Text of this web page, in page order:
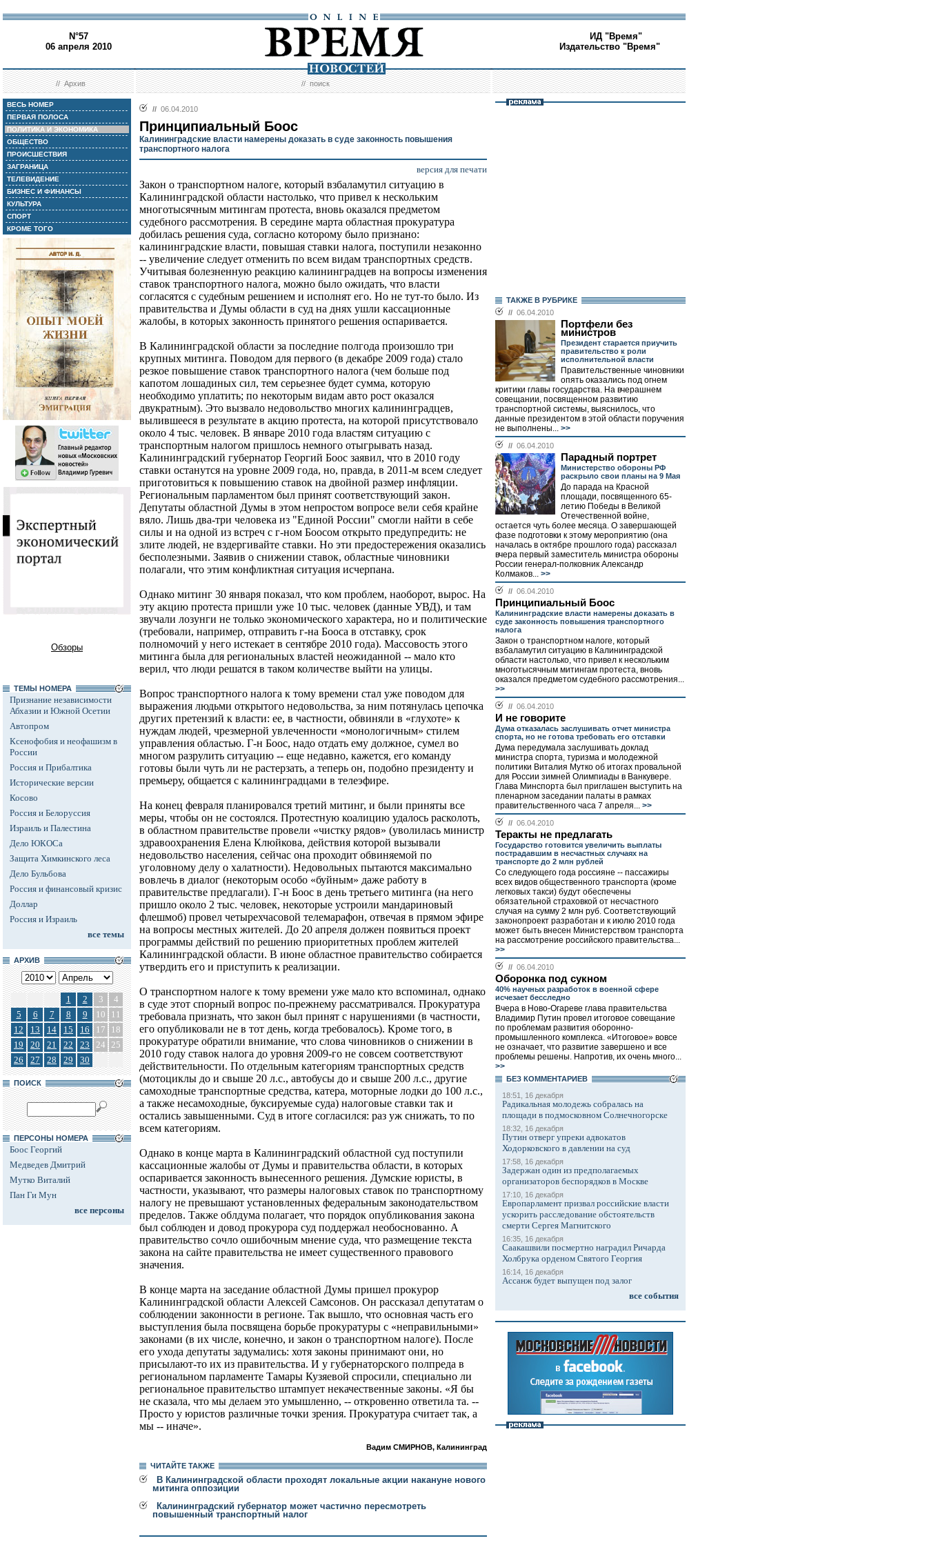
N°57
06 апреля 2010
ИД "Время"
Издательство "Время"
//Архив //поиск
ВЕСЬ НОМЕР
ПЕРВАЯ ПОЛОСА
ПОЛИТИКА И ЭКОНОМИКА
ОБЩЕСТВО
ПРОИСШЕСТВИЯ
ЗАГРАНИЦА
ТЕЛЕВИДЕНИЕ
БИЗНЕС И ФИНАНСЫ
КУЛЬТУРА
СПОРТ
КРОМЕ ТОГО
Обзоры
ТЕМЫ НОМЕРА
Признание независимости
Абхазии и Южной Осетии
Автопром
Ксенофобия и неофашизм в
России
Россия и Прибалтика
Исторические версии
Косово
Россия и Белоруссия
Израиль и Палестина
Дело ЮКОСа
Защита Химкинского леса
Дело Бульбова
Россия и финансовый кризис
Доллар
Россия и Израиль
все темы
АРХИВ
1 2 3
4
5
6 7 8 9 10
11
12
13 14 15 16 17
18
19
20 21 22 23 24 25
26
27 28 29 30
ПОИСК
ПЕРСОНЫ НОМЕРА
Боос Георгий
Медведев Дмитрий
Мутко Виталий
Пан Ги Мун
все персоны
// 06.04.2010
Принципиальный Боос
Калининградские власти намерены доказать в суде законность повышения
транспортного налога
версия для печати
Закон о транспортном налоге, который взбаламутил ситуацию в
Калининградской области настолько, что привел к нескольким
многотысячным митингам протеста, вновь оказался предметом
судебного рассмотрения. В середине марта областная прокуратура
добилась решения суда, согласно которому было признано:
калининградские власти, повышая ставки налога, поступили незаконно
-- увеличение следует отменить по всем видам транспортных средств.
Учитывая болезненную реакцию калининградцев на вопросы изменения
ставок транспортного налога, можно было ожидать, что власти
согласятся с судебным решением и исполнят его. Но не тут-то было. Из
правительства и Думы области в суд на днях ушли кассационные
жалобы, в которых законность принятого решения оспаривается.
В Калининградской области за последние полгода произошло три
крупных митинга. Поводом для первого (в декабре 2009 года) стало
резкое повышение ставок транспортного налога (чем больше под
капотом лошадиных сил, тем серьезнее будет сумма, которую
необходимо уплатить; по некоторым видам авто рост оказался
двукратным). Это вызвало недовольство многих калининградцев,
вылившееся в результате в акцию протеста, на которой присутствовало
около 4 тыс. человек. В январе 2010 года властям ситуацию с
транспортным налогом пришлось немного отыгрывать назад.
Калининградский губернатор Георгий Боос заявил, что в 2010 году
ставки останутся на уровне 2009 года, но, правда, в 2011-м всем следует
приготовиться к повышению ставок на двойной размер инфляции.
Региональным парламентом был принят соответствующий закон.
Депутаты областной Думы в этом непростом вопросе вели себя крайне
вяло. Лишь два-три человека из "Единой России" смогли найти в себе
силы и на одной из встреч с г-ном Боосом открыто предупредить: не
злите людей, не вздергивайте ставки. Но эти предостережения оказались
бесполезными. Заявив о снижении ставок, областные чиновники
полагали, что этим конфликтная ситуация исчерпана.
Однако митинг 30 января показал, что ком проблем, наоборот, вырос. На
эту акцию протеста пришли уже 10 тыс. человек (данные УВД), и там
звучали лозунги не только экономического характера, но и политические
(требовали, например, отправить г-на Бооса в отставку, срок
полномочий у него истекает в сентябре 2010 года). Массовость этого
митинга была для региональных властей неожиданной -- мало кто
верил, что люди решатся в таком количестве выйти на улицы.
Вопрос транспортного налога к тому времени стал уже поводом для
выражения людьми открытого недовольства, за ним потянулась цепочка
других претензий к власти: ее, в частности, обвиняли в «глухоте» к
нуждам людей, чрезмерной увлеченности «монологичным» стилем
управления областью. Г-н Боос, надо отдать ему должное, сумел во
многом разрулить ситуацию -- еще недавно, кажется, его команду
готовы были чуть ли не растерзать, а теперь он, подобно президенту и
премьеру, общается с калининградцами в телеэфире.
На конец февраля планировался третий митинг, и были приняты все
меры, чтобы он не состоялся. Протестную коалицию удалось расколоть,
в областном правительстве провели «чистку рядов» (уволилась министр
здравоохранения Елена Клюйкова, действия которой вызывали
недовольство населения, сейчас она проходит обвиняемой по
уголовному делу о халатности). Недовольных пытаются максимально
вовлечь в диалог (некоторым особо «буйным» даже работу в
правительстве предлагали). Г-н Боос в день третьего митинга (на него
пришло около 2 тыс. человек, некоторые устроили мандариновый
флешмоб) провел четырехчасовой телемарафон, отвечая в прямом эфире
на вопросы местных жителей. До 20 апреля должен появиться проект
программы действий по решению приоритетных проблем жителей
Калининградской области. В июне областное правительство собирается
утвердить его и приступить к реализации.
О транспортном налоге к тому времени уже мало кто вспоминал, однако
в суде этот спорный вопрос по-прежнему рассматривался. Прокуратура
требовала признать, что закон был принят с нарушениями (в частности,
его опубликовали не в тот день, когда требовалось). Кроме того, в
прокуратуре обратили внимание, что слова чиновников о снижении в
2010 году ставок налога до уровня 2009-го не совсем соответствуют
действительности. По отдельным категориям транспортных средств
(мотоциклы до и свыше 20 л.с., автобусы до и свыше 200 л.с., другие
самоходные транспортные средства, катера, моторные лодки до 100 л.с.,
а также несамоходные, буксируемые суда) налоговые ставки так и
остались завышенными. Суд в итоге согласился: раз уж снижать, то по
всем категориям.
Однако в конце марта в Калининградский областной суд поступили
кассационные жалобы от Думы и правительства области, в которых
оспаривается законность вынесенного решения. Думские юристы, в
частности, указывают, что размеры налоговых ставок по транспортному
налогу не превышают установленных федеральным законодательством
пределов. Также облдума полагает, что порядок опубликования закона
был соблюден и довод прокурора суд поддержал необоснованно. А
правительство сочло ошибочным мнение суда, что размещение текста
закона на сайте правительства не имеет существенного правового
значения.
В конце марта на заседание областной Думы пришел прокурор
Калининградской области Алексей Самсонов. Он рассказал депутатам о
соблюдении законности в регионе. Так вышло, что основная часть его
выступления была посвящена борьбе прокуратуры с «неправильными»
законами (в их числе, конечно, и закон о транспортном налоге). После
его ухода депутаты задумались: хотя законы принимают они, но
присылают-то их из правительства. И у губернаторского полпреда в
региональном парламенте Тамары Кузяевой спросили, специально ли
региональное правительство штампует некачественные законы. «Я бы
не сказала, что мы делаем это умышленно, -- откровенно ответила та. --
Просто у юристов различные точки зрения. Прокуратура считает так, а
мы -- иначе».
Вадим СМИРНОВ, Калининград
ЧИТАЙТЕ ТАКЖЕ
В Калининградской области проходят локальные акции накануне нового
митинга оппозиции
Калининградский губернатор может частично пересмотреть
повышенный транспортный налог
ТАКЖЕ В РУБРИКЕ
// 06.04.2010
Портфели без
министров
Президент старается приучить
правительство к роли
исполнительной власти
Правительственные чиновники
опять оказались под огнем
критики главы государства. На вчерашнем
совещании, посвященном развитию
транспортной системы, выяснилось, что
данные президентом в этой области поручения
не выполнены... >>
// 06.04.2010
Парадный портрет
Министерство обороны РФ
раскрыло свои планы на 9 Мая
До парада на Красной
площади, посвященного 65-
летию Победы в Великой
Отечественной войне,
остается чуть более месяца. О завершающей
фазе подготовки к этому мероприятию (она
началась в октябре прошлого года) рассказал
вчера первый заместитель министра обороны
России генерал-полковник Александр
Колмаков... >>
// 06.04.2010
Принципиальный Боос
Калининградские власти намерены доказать в
суде законность повышения транспортного
налога
Закон о транспортном налоге, который
взбаламутил ситуацию в Калининградской
области настолько, что привел к нескольким
многотысячным митингам протеста, вновь
оказался предметом судебного рассмотрения...
>>
// 06.04.2010
И не говорите
Дума отказалась заслушивать отчет министра
спорта, но не готова требовать его отставки
Дума передумала заслушивать доклад
министра спорта, туризма и молодежной
политики Виталия Мутко об итогах провальной
для России зимней Олимпиады в Ванкувере.
Глава Минспорта был приглашен выступить на
пленарном заседании палаты в рамках
правительственного часа 7 апреля... >>
// 06.04.2010
Теракты не предлагать
Государство готовится увеличить выплаты
пострадавшим в несчастных случаях на
транспорте до 2 млн рублей
Со следующего года россияне -- пассажиры
всех видов общественного транспорта (кроме
легковых такси) будут обеспечены
обязательной страховкой от несчастного
случая на сумму 2 млн руб. Соответствующий
законопроект разработан и к июлю 2010 года
может быть внесен Министерством транспорта
на рассмотрение российского правительства...
>>
// 06.04.2010
Оборонка под сукном
40% научных разработок в военной сфере
исчезает бесследно
Вчера в Ново-Огареве глава правительства
Владимир Путин провел итоговое совещание
по проблемам развития оборонно-
промышленного комплекса. «Итоговое» вовсе
не означает, что развитие завершено и все
проблемы решены. Напротив, их очень много...
>>
БЕЗ КОМMЕНТАРИЕВ
18:51, 16 декабря
Радикальная молодежь собралась на
площади в подмосковном Солнечногорске
18:32, 16 декабря
Путин отверг упреки адвокатов
Ходорковского в давлении на суд
17:58, 16 декабря
Задержан один из предполагаемых
организаторов беспорядков в Москве
17:10, 16 декабря
Европарламент призвал российские власти
ускорить расследование обстоятельств
смерти Сергея Магнитского
16:35, 16 декабря
Саакашвили посмертно наградил Ричарда
Холбрука орденом Святого Георгия
16:14, 16 декабря
Ассанж будет выпущен под залог
все события